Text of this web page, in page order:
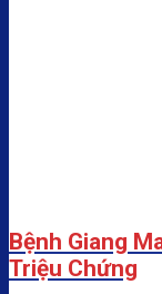
Bệnh Giang
Triệu Chứng